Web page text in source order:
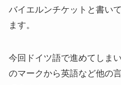
バイエルンチケットと書い
ます。
今回ドイツ語で進めてしま
のマークから英語など他の